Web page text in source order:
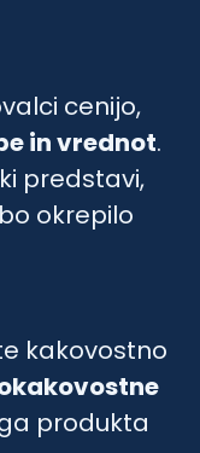
cenijo,
in vrednot.
predstavi,
okrepilo
kakovostno
produkta